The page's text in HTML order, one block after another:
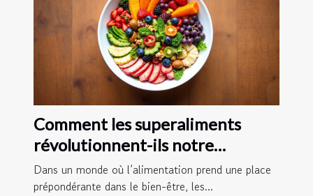
Comment les superaliments
révolutionnent-ils notre
quotidien ?
Dans un monde où l’alimentation prend une place
prépondérante dans le bien-être, les...